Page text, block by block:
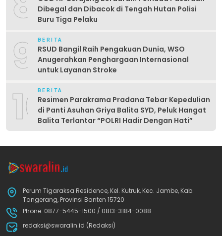
Dibegal dan Dibacok di Tengah Hutan Polisi
Buru Tiga Pelaku
9 BERITA
RSUD Bangil Raih Pengakuan Dunia, WSO
Anugerahkan Penghargaan Internasional
untuk Layanan Stroke
10BERITA
Resimen Parakrama Pradana Tebar Kepedulian
di Panti Asuhan Griya Balita SYD, Peluk Hangat
Balita Terlantar “POLRI Hadir Dengan Hati”
Perum Tigaraksa Residence, Kel. Kutruk, Kec. Jambe, Kab.
Tangerang, Provinsi Banten 15720
Phone: 0877-5445-1500 / 0813-3184-0088
redaksi@swaralin.id (Redaksi)